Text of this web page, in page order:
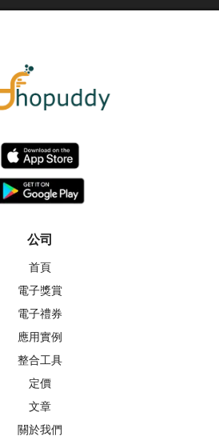
公司
首頁
電子獎賞
電子禮券
應用實例
整合工具
定價
文章
關於我們